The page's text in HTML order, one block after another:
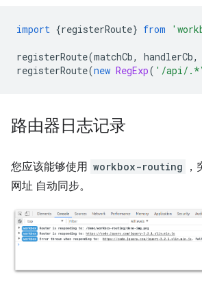
import {registerRoute} from
registerRoute(matchCb, handlerCb,
registerRoute(new RegExp( '/api/
路由器日志记录
您应该能够使用 workbox-routing
网址 自动同步。